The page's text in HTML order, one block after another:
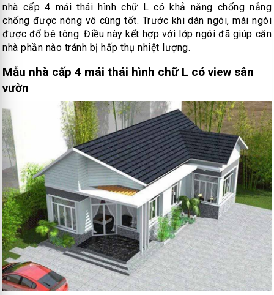
nhà cấp 4 mái thái hình chữ L có khả năng chống nắng
chống được nóng vô cùng tốt. Trước khi dán ngói, mái ngói
được đổ bê tông. Điều này kết hợp với lớp ngói đã giúp căn
nhà phần nào tránh bị hấp thụ nhiệt lượng.
Mẫu nhà cấp 4 mái thái hình chữ L có view sân
vườn